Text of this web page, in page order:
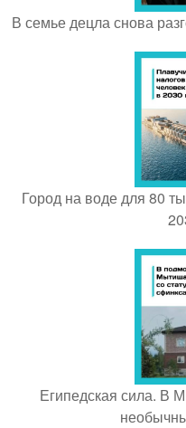
В семье децла снова
Город на воде для 80
Египедская сила. В